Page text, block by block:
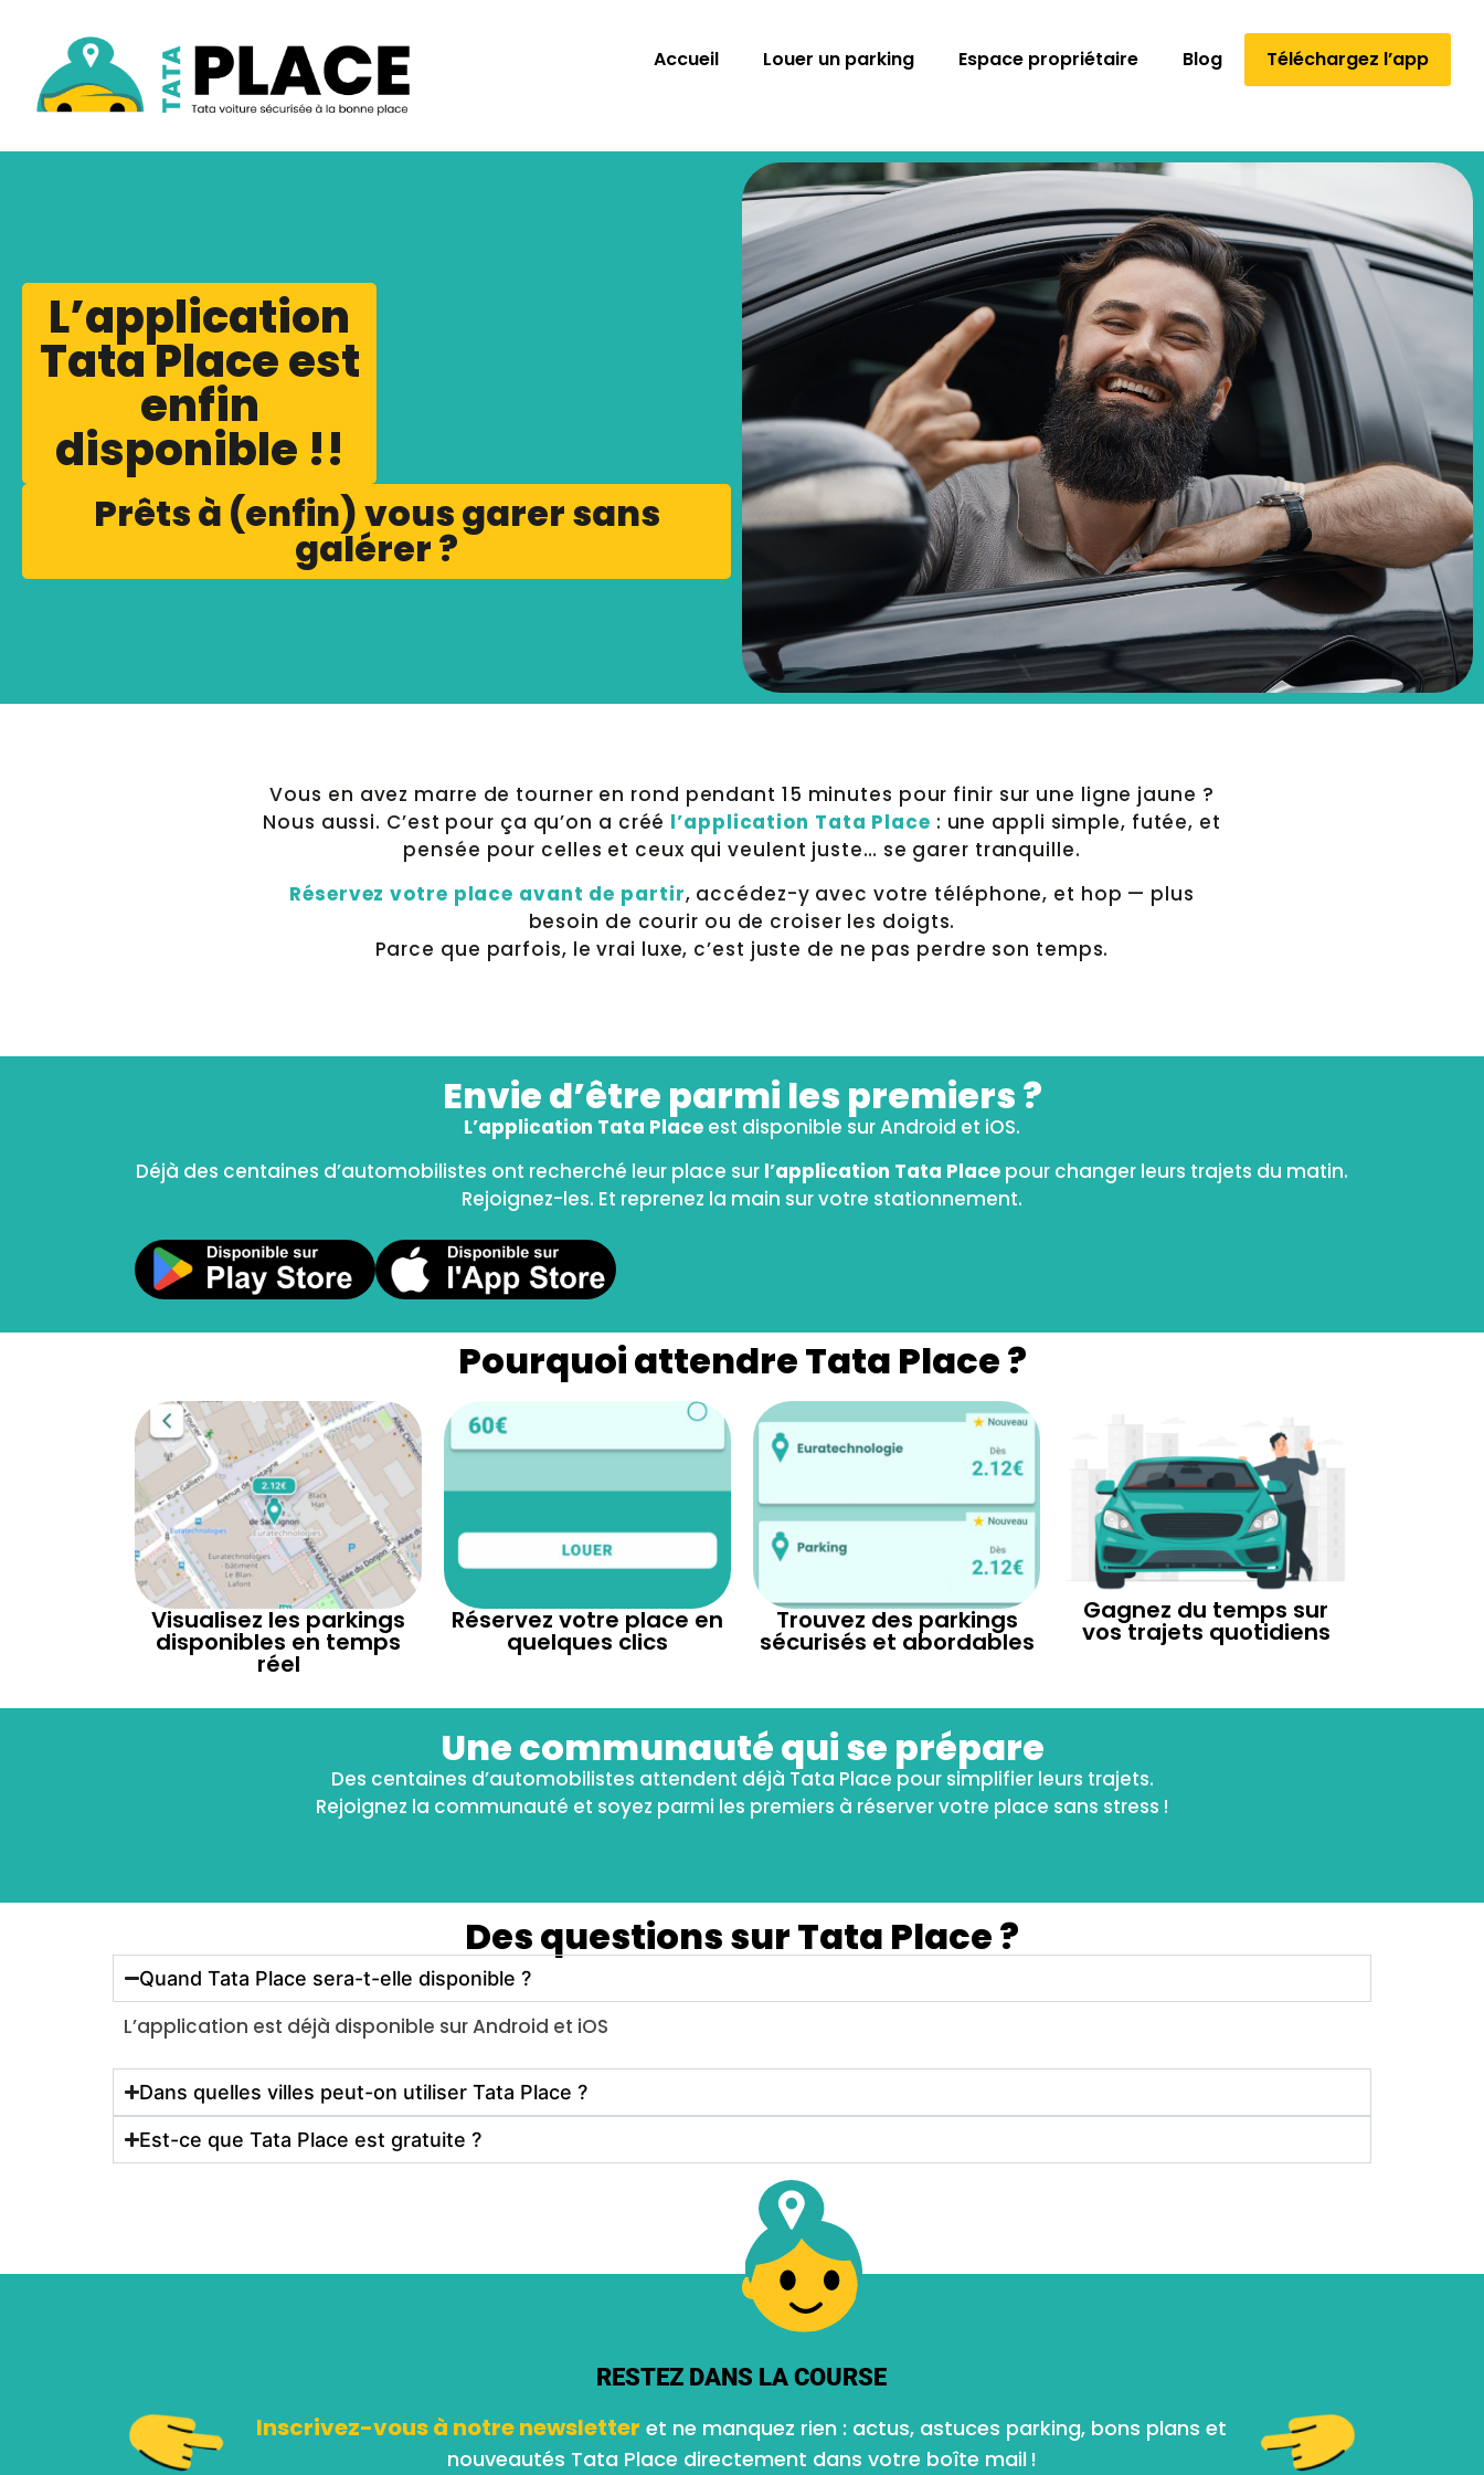
Accueil Louer un parking Espace propriétaire Blog Téléchargez l’app
L’application
Tata Place est
enfin
disponible !!
Prêts à (enfin) vous garer sans
galérer ?
Vous en avez marre de tourner en rond pendant 15 minutes pour finir sur une ligne jaune ?
Nous aussi. C’est pour ça qu’on a créé l’application Tata Place : une appli simple, futée, et
pensée pour celles et ceux qui veulent juste… se garer tranquille.
Réservez votre place avant de partir, accédez-y avec votre téléphone, et hop — plus
besoin de courir ou de croiser les doigts.
Parce que parfois, le vrai luxe, c’est juste de ne pas perdre son temps.
Envie d’être parmi les premiers ?
L’application Tata Place est disponible sur Android et iOS.
Déjà des centaines d’automobilistes ont recherché leur place sur l’application Tata Place pour changer leurs trajets du matin.
Rejoignez-les. Et reprenez la main sur votre stationnement.
Pourquoi attendre Tata Place ?
Visualisez les parkings
disponibles en temps
réel
Réservez votre place en
quelques clics
Trouvez des parkings
sécurisés et abordables
Gagnez du temps sur
vos trajets quotidiens
Une communauté qui se prépare
Des centaines d’automobilistes attendent déjà Tata Place pour simplifier leurs trajets.
Rejoignez la communauté et soyez parmi les premiers à réserver votre place sans stress !
Des questions sur Tata Place ?
Quand Tata Place sera-t-elle disponible ?
L’application est déjà disponible sur Android et iOS
Dans quelles villes peut-on utiliser Tata Place ?
Est-ce que Tata Place est gratuite ?
RESTEZ DANS LA COURSE
Inscrivez-vous à notre newsletter et ne manquez rien : actus, astuces parking, bons plans et
nouveautés Tata Place directement dans votre boîte mail !